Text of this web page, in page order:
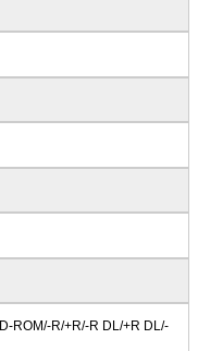
ROM/-R/+R/-R DL/+R DL/-